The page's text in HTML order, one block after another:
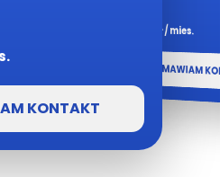
KONTAKT
zł / mies.
ZAMAWIAM